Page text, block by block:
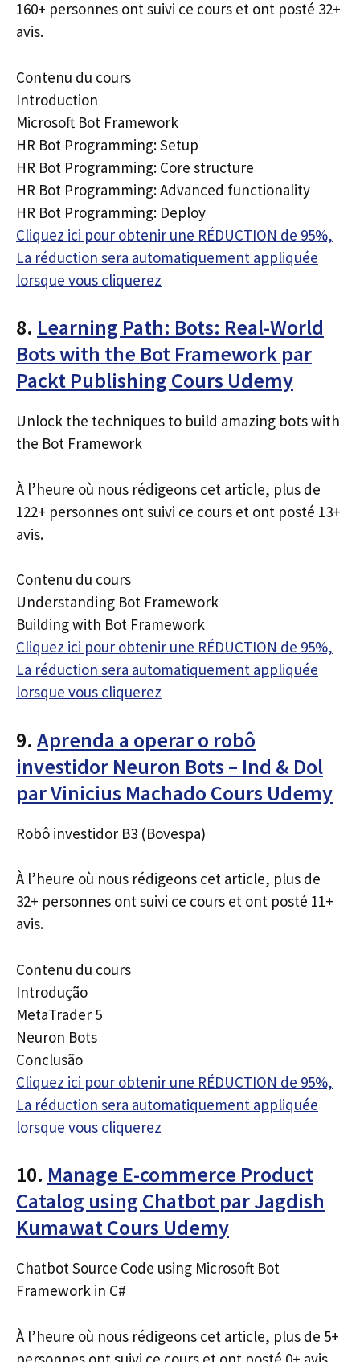
160+ personnes ont suivi ce cours et ont posté 32+
avis.
Contenu du cours
Introduction
Microsoft Bot Framework
HR Bot Programming: Setup
HR Bot Programming: Core structure
HR Bot Programming: Advanced functionality
HR Bot Programming: Deploy
Cliquez ici pour obtenir une RÉDUCTION de 95%,
La réduction sera automatiquement appliquée
lorsque vous cliquerez
8. Learning Path: Bots: Real-World
Bots with the Bot Framework par
Packt Publishing Cours Udemy
Unlock the techniques to build amazing bots with
the Bot Framework
À l’heure où nous rédigeons cet article, plus de
122+ personnes ont suivi ce cours et ont posté 13+
avis.
Contenu du cours
Understanding Bot Framework
Building with Bot Framework
Cliquez ici pour obtenir une RÉDUCTION de 95%,
La réduction sera automatiquement appliquée
lorsque vous cliquerez
9. Aprenda a operar o robô
investidor Neuron Bots – Ind & Dol
par Vinicius Machado Cours Udemy
Robô investidor B3 (Bovespa)
À l’heure où nous rédigeons cet article, plus de
32+ personnes ont suivi ce cours et ont posté 11+
avis.
Contenu du cours
Introdução
MetaTrader 5
Neuron Bots
Conclusão
Cliquez ici pour obtenir une RÉDUCTION de 95%,
La réduction sera automatiquement appliquée
lorsque vous cliquerez
10. Manage E-commerce Product
Catalog using Chatbot par Jagdish
Kumawat Cours Udemy
Chatbot Source Code using Microsoft Bot
Framework in C#
À l’heure où nous rédigeons cet article, plus de 5+